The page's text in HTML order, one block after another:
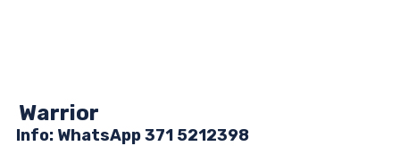
Warrior
Info: ​​WhatsApp 371 5212398